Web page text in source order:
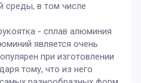
среды, в том числе
- сплав алюминия
является очень
при изготовлении
тому, что из него